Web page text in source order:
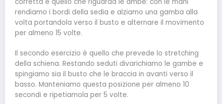
corretta è quello che riguarda le ambe: con le mani
rendiamo i bordi della sedia e alziamo una gamba alla
volta portandola verso il busto e alternare il movimento
per almeno 15 volte.
Il secondo esercizio è quello che prevede lo stretching
della schiena. Restando seduti divarichiamo le gambe e
spingiamo sia il busto che le braccia in avanti verso il
basso. Manteniamo questa posizione per almeno 10
secondi e ripetiamola per 5 volte.